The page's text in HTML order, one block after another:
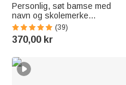
Personlig, søt bamse med
navn og skolemerke
Graduation Gift for Class of
2026 Graduates
(39)
370,00 kr